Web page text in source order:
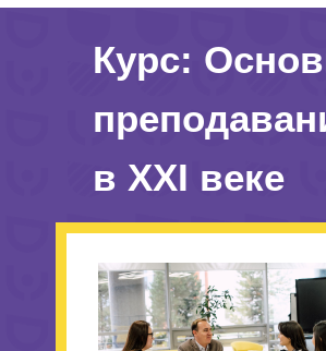
Курс:
в XXI веке